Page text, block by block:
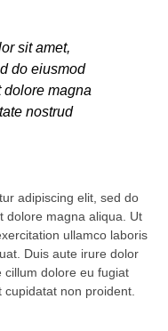
sit amet,
do eiusmod
dolore magna
nostrud
adipiscing elit, sed do
dolore magna aliqua. Ut
ullamco laboris
Duis aute irure dolor
cillum dolore eu fugiat
cupidatat non proident.